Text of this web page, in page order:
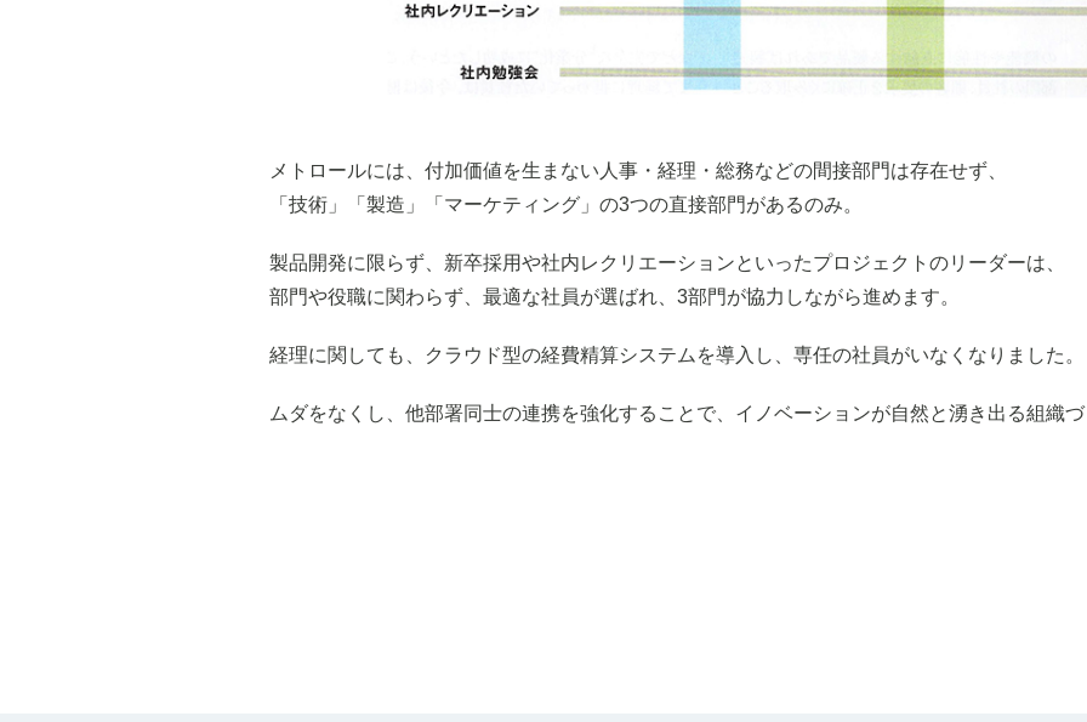
メトロールには、付加価値を生まない人事・経理・総務などの間接部門は存在せず、
「技術」「製造」「マーケティング」の3つの直接部門があるのみ。
製品開発に限らず、新卒採用や社内レクリエーションといったプロジェクトのリーダーは、
部門や役職に関わらず、最適な社員が選ばれ、3部門が協力しながら進めます。
経理に関しても、クラウド型の経費精算システムを導入し、専任の社員がいなくなりました。
ムダをなくし、他部署同士の連携を強化することで、イノベーションが自然と湧き出る組織